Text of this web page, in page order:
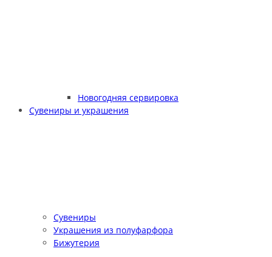
Новогодняя сервировка
Сувениры и украшения
Сувениры
Украшения из полуфарфора
Бижутерия